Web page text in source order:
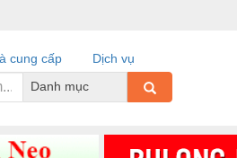
cung cấp
Dịch vụ
Danh mục